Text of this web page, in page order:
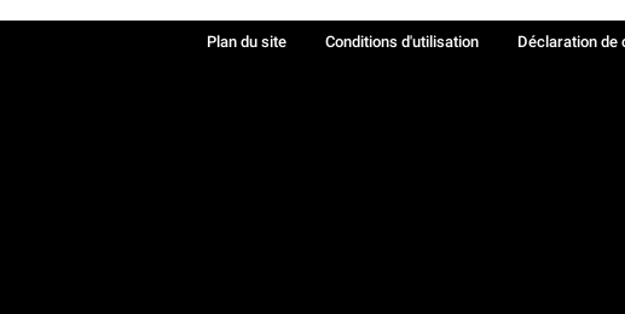
Plan du site Conditions d'utilisation Déclaration de